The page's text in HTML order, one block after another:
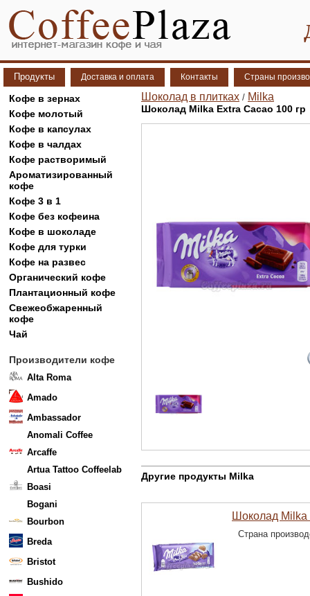
Продукты Доставка и оплата Контакты Страны
Кофе в зернах
Кофе молотый
Кофе в капсулах
Кофе в чалдах
Кофе растворимый
Ароматизированный
кофе
Кофе 3 в 1
Кофе без кофеина
Кофе в шоколаде
Кофе для турки
Кофе на развес
Органический кофе
Плантационный кофе
Свежеобжаренный
кофе
Чай
Производители кофе
Alta Roma
Amado
Ambassador
Anomali Coffee
Arcaffe
Artua Tattoo Coffeelab
Boasi
Bogani
Bourbon
Breda
Bristot
Bushido
Шоколад в плитках / Milka
Шоколад Milka Extra Cacao 100 гр
Другие продукты Milka
Шоколад Milka
Страна